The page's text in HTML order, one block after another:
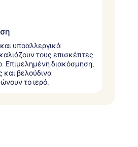
υποαλλεργικά
τους επισκέπτες
Επιμελημένη διακόσμηση,
και βελούδινα
το ιερό.